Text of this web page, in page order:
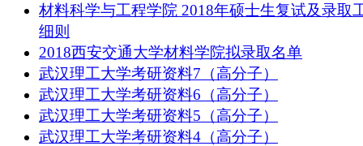
材料科学与工程学院 2018年硕士生复试及录取
细则
2018西安交通大学材料学院拟录取名单
武汉理工大学考研资料7（高分子）
武汉理工大学考研资料6（高分子）
武汉理工大学考研资料5（高分子）
武汉理工大学考研资料4（高分子）